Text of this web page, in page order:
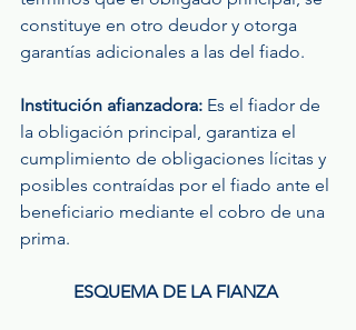
constituye en otro deudor y otorga
garantías adicionales a las del fiado.
Institución afianzadora: Es el fiador de
la obligación principal, garantiza el
cumplimiento de obligaciones lícitas y
posibles contraídas por el fiado ante el
beneficiario mediante el cobro de una
prima.
ESQUEMA DE LA FIANZA